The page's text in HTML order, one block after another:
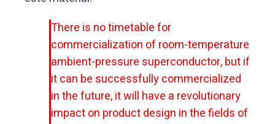
There is no timetable for
commercialization of room-temperature
ambient-pressure superconductor, but if
it can be successfully commercialized
in the future, it will have a revolutionary
impact on product design in the fields of